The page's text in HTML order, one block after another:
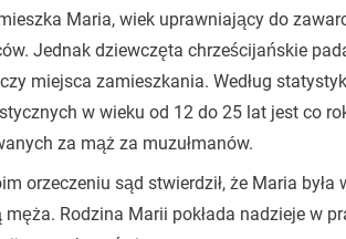
Maria, wiek uprawniający do
Jednak dziewczęta chrześcijańskie
miejsca zamieszkania. Według
w wieku od 12 do 25 lat jest co
za mąż za muzułmanów.
orzeczeniu sąd stwierdził, że Maria
męża. Rodzina Marii pokłada nadzieje w